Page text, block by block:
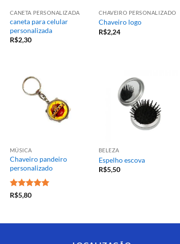
CANETA PERSONALIZADA
caneta para celular
personalizada
R$2,30
CHAVEIRO PERSONALIZADO
Chaveiro logo
R$2,24
MÚSICA
Chaveiro pandeiro
personalizado
Avaliação
R$5,80
BELEZA
Espelho escova
R$5,50